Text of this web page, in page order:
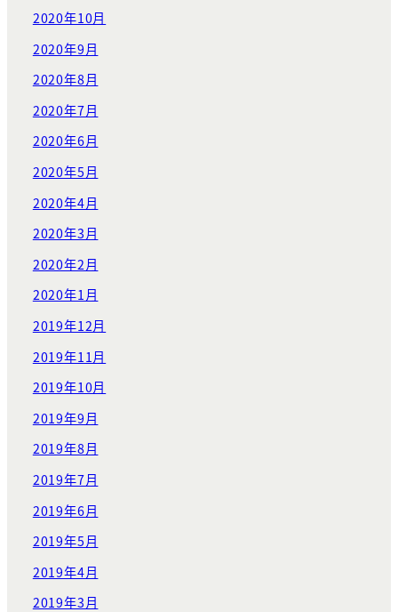
2020年10月
2020年9月
2020年8月
2020年7月
2020年6月
2020年5月
2020年4月
2020年3月
2020年2月
2020年1月
2019年12月
2019年11月
2019年10月
2019年9月
2019年8月
2019年7月
2019年6月
2019年5月
2019年4月
2019年3月